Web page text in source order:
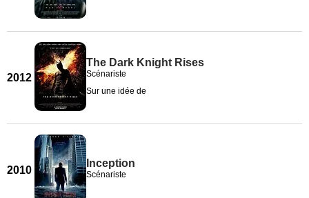
2012
The Dark Knight Rises
Scénariste
Sur une idée de
2010
Inception
Scénariste